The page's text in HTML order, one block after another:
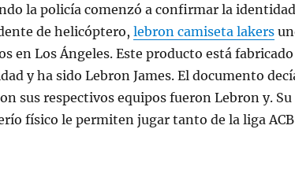
la policía comenzó a confirmar la identidad
de helicóptero, lebron camiseta lakers
en Los Ángeles. Este producto está fabricado
y ha sido Lebron James. El documento
sus respectivos equipos fueron Lebron y. Su
físico le permiten jugar tanto de la liga ACB